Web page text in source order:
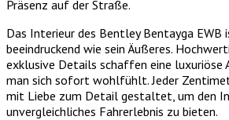
Präsenz auf der Straße.
Das Interieur des Bentley Bentayga EWB
beeindruckend wie sein Äußeres.
exklusive Details schaffen eine luxuriöse
man sich sofort wohlfühlt. Jeder
mit Liebe zum Detail gestaltet, um den
unvergleichliches Fahrerlebnis zu bieten.